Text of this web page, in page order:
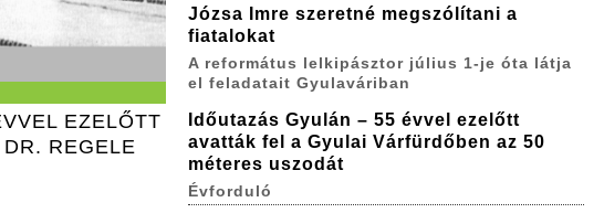
EZELŐTT
REGELE
Józsa Imre szeretné megszólítani a
fiatalokat
A református lelkipásztor július 1-je óta látja
el feladatait Gyulaváriban
Időutazás Gyulán – 55 évvel ezelőtt
avatták fel a Gyulai Várfürdőben az 50
méteres uszodát
Évforduló